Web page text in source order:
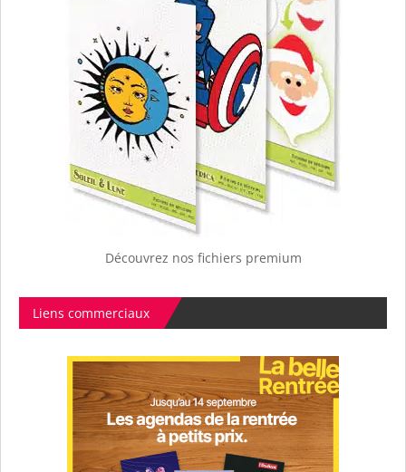
Découvrez nos fichiers premium
Liens commerciaux